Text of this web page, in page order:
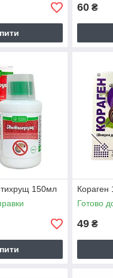
60 ₴
150мл
Кораген
Готово
49 ₴